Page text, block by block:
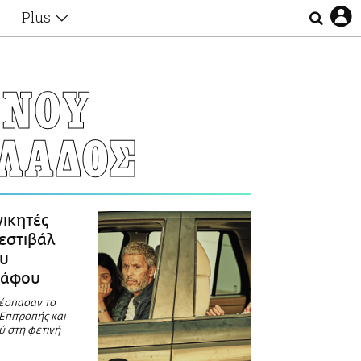
Plus
Αφιερώματα
Ζώδια
Εξομολογήσεις
Blogs
Οι Αθηναίοι
Απώλειες
Lgbtqi+
Επιλογές
το
και
στη φετινή